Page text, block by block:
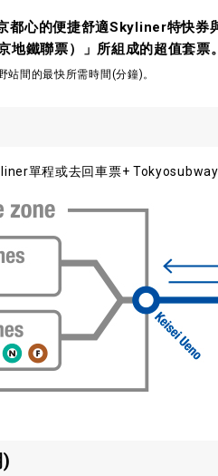
都心的便捷舒適Skyliner特快
鐵聯票）」所組成的超值套票。
間的最快所需時間(分鐘)。
單程或去回車票+